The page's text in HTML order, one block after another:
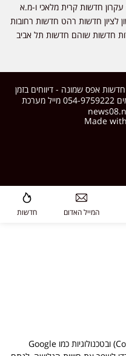
חדשות קרית מלאכי ו-מ.א
חדשות רהט חדשות רחובות
שוהם חדשות תל אביב
אפס שמונה - דיווחים בזמן
Made
המייל האדום חדשות
אנחנו משתמשים בעוגיות (Cookies) ובטכנולוגיות כמו Google